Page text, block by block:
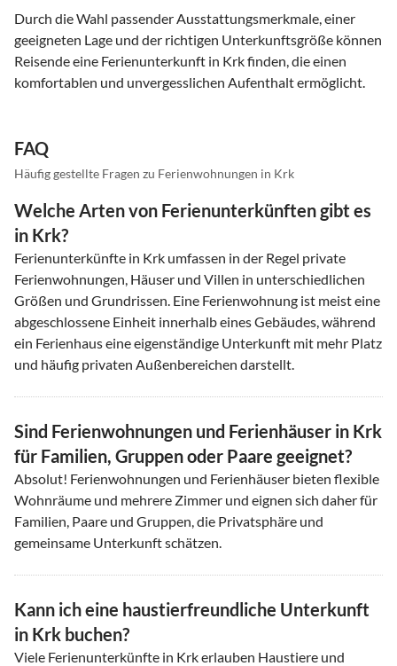
Durch die Wahl passender Ausstattungsmerkmale, einer
geeigneten Lage und der richtigen Unterkunftsgröße können
Reisende eine Ferienunterkunft in Krk finden, die einen
komfortablen und unvergesslichen Aufenthalt ermöglicht.
FAQ
Häufig gestellte Fragen zu Ferienwohnungen in Krk
Welche Arten von Ferienunterkünften gibt es
in Krk?
Ferienunterkünfte in Krk umfassen in der Regel private
Ferienwohnungen, Häuser und Villen in unterschiedlichen
Größen und Grundrissen. Eine Ferienwohnung ist meist eine
abgeschlossene Einheit innerhalb eines Gebäudes, während
ein Ferienhaus eine eigenständige Unterkunft mit mehr Platz
und häufig privaten Außenbereichen darstellt.
Sind Ferienwohnungen und Ferienhäuser in Krk
für Familien, Gruppen oder Paare geeignet?
Absolut! Ferienwohnungen und Ferienhäuser bieten flexible
Wohnräume und mehrere Zimmer und eignen sich daher für
Familien, Paare und Gruppen, die Privatsphäre und
gemeinsame Unterkunft schätzen.
Kann ich eine haustierfreundliche Unterkunft
in Krk buchen?
Viele Ferienunterkünfte in Krk erlauben Haustiere und